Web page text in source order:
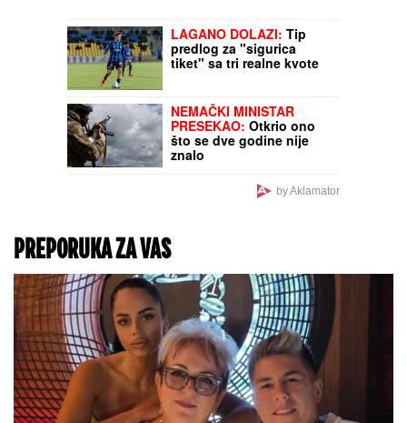
LAGANO DOLAZI: Tip
predlog za "sigurica
tiket" sa tri realne kvote
NEMAČKI MINISTAR
PRESEKAO: Otkrio ono
što se dve godine nije
znalo
by Aklamator
PREPORUKA ZA VAS